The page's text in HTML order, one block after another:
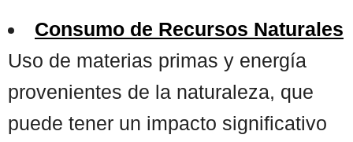
Consumo de Recursos Naturales
Uso de materias primas y energía
provenientes de la naturaleza, que
puede tener un impacto significativo